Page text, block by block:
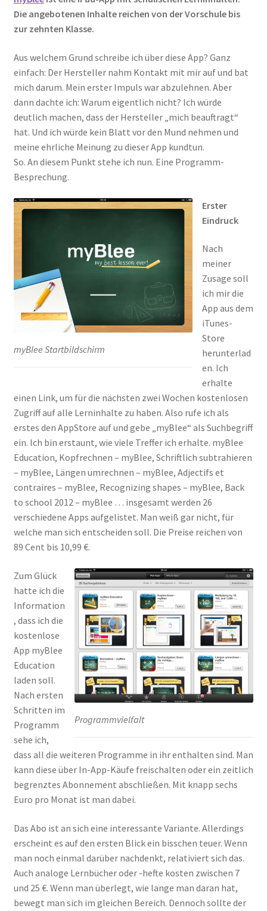
Die angebotenen Inhalte reichen von der Vorschule bis
zur zehnten Klasse.
Aus welchem Grund schreibe ich über diese App? Ganz
einfach: Der Hersteller nahm Kontakt mit mir auf und bat
mich darum. Mein erster Impuls war abzulehnen. Aber
dann dachte ich: Warum eigentlich nicht? Ich würde
deutlich machen, dass der Hersteller „mich beauftragt“
hat. Und ich würde kein Blatt vor den Mund nehmen und
meine ehrliche Meinung zu dieser App kundtun.
So. An diesem Punkt stehe ich nun. Eine Programm-
Besprechung.
myBlee Startbildschirm
Erster
Eindruck
Nach
meiner
Zusage soll
ich mir die
App aus dem
iTunes-
Store
herunterlad
en. Ich
erhalte
einen Link, um für die nächsten zwei Wochen kostenlosen
Zugriff auf alle Lerninhalte zu haben. Also rufe ich als
erstes den AppStore auf und gebe „myBlee“ als Suchbegriff
ein. Ich bin erstaunt, wie viele Treffer ich erhalte. myBlee
Education, Kopfrechnen – myBlee, Schriftlich subtrahieren
– myBlee, Längen umrechnen – myBlee, Adjectifs et
contraires – myBlee, Recognizing shapes – myBlee, Back
to school 2012 – myBlee … insgesamt werden 26
verschiedene Apps aufgelistet. Man weiß gar nicht, für
welche man sich entscheiden soll. Die Preise reichen von
89 Cent bis 10,99 €.
Programmvielfalt
Zum Glück
hatte ich die
Information
, dass ich die
kostenlose
App myBlee
Education
laden soll.
Nach ersten
Schritten im
Programm
sehe ich,
dass all die weiteren Programme in ihr enthalten sind. Man
kann diese über In-App-Käufe freischalten oder ein zeitlich
begrenztes Abonnement abschließen. Mit knapp sechs
Euro pro Monat ist man dabei.
Das Abo ist an sich eine interessante Variante. Allerdings
erscheint es auf den ersten Blick ein bisschen teuer. Wenn
man noch einmal darüber nachdenkt, relativiert sich das.
Auch analoge Lernbücher oder -hefte kosten zwischen 7
und 25 €. Wenn man überlegt, wie lange man daran hat,
bewegt man sich im gleichen Bereich. Dennoch sollte der